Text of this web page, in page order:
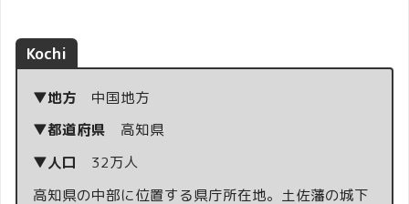
Kochi
▼地方 中国地方
▼都道府県 高知県
▼人口 32万人
高知県の中部に位置する県庁所在地。土佐藩の城下